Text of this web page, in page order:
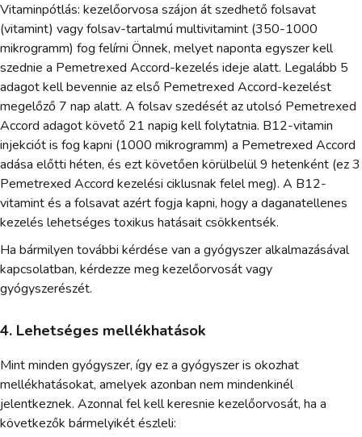
Vitaminpótlás: kezelőorvosa szájon át szedhető folsavat
(vitamint) vagy folsav-tartalmú multivitamint (350-1000
mikrogramm) fog felírni Önnek, melyet naponta egyszer kell
szednie a Pemetrexed Accord-kezelés ideje alatt. Legalább 5
adagot kell bevennie az első Pemetrexed Accord-kezelést
megelőző 7 nap alatt. A folsav szedését az utolsó Pemetrexed
Accord adagot követő 21 napig kell folytatnia. B12-vitamin
injekciót is fog kapni (1000 mikrogramm) a Pemetrexed Accord
adása előtti héten, és ezt követően körülbelül 9 hetenként (ez 3
Pemetrexed Accord kezelési ciklusnak felel meg). A B12-
vitamint és a folsavat azért fogja kapni, hogy a daganatellenes
kezelés lehetséges toxikus hatásait csökkentsék.
Ha bármilyen további kérdése van a gyógyszer alkalmazásával
kapcsolatban, kérdezze meg kezelőorvosát vagy
gyógyszerészét.
4. Lehetséges mellékhatások
Mint minden gyógyszer, így ez a gyógyszer is okozhat
mellékhatásokat, amelyek azonban nem mindenkinél
jelentkeznek. Azonnal fel kell keresnie kezelőorvosát, ha a
következők bármelyikét észleli: